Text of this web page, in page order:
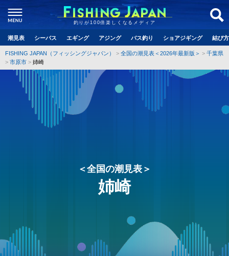
釣りが100倍楽しくなるメディア
潮見表 シーバス エギング アジング バス釣り ショアジギング 結び
FISHING JAPAN（フィッシングジャパン） 全国の潮見表＜2026年最新版＞
千葉県
市原市
姉崎
＜全国の潮見表＞
姉崎